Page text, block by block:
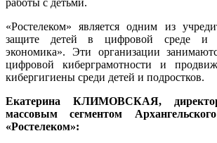
«Ростелеком» является одним из
защите детей в цифровой среде
экономика». Эти организации
цифровой киберграмотности и
кибергигиены среди детей и подростков.
Екатерина КЛИМОВСКАЯ,
массовым сегментом
«Ростелеком»: